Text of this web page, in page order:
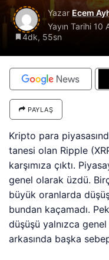
Yazar Ecem
Yayın Tarihi 10
4dk, 55sn
PAYLAŞ
Kripto para
tanesi olan Ripple
karşımıza çıktı.
genel olarak üzdü.
büyük oranlarda
bundan kaçamadı.
düşüşü yalnızca
arkasında başka